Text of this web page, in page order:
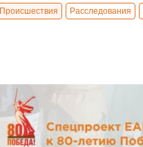
Происшествия Расследования